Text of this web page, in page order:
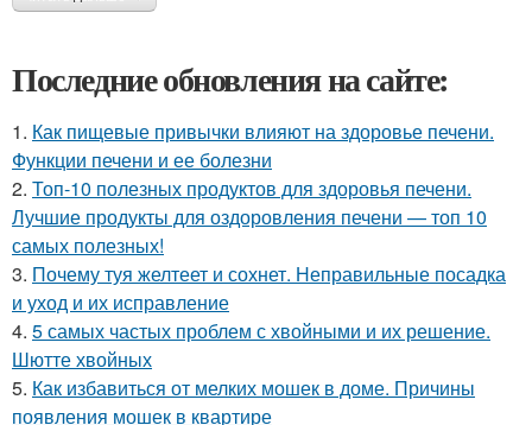
Последние обновления на сайте:
1. Как пищевые привычки влияют на здоровье печени.
Функции печени и ее болезни
2. Топ-10 полезных продуктов для здоровья печени.
Лучшие продукты для оздоровления печени — топ 10
самых полезных!
3. Почему туя желтеет и сохнет. Неправильные посадка
и уход и их исправление
4. 5 самых частых проблем с хвойными и их решение.
Шютте хвойных
5. Как избавиться от мелких мошек в доме. Причины
появления мошек в квартире